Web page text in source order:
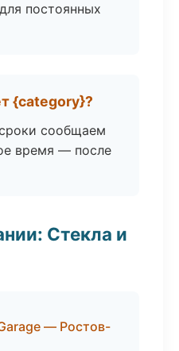
постоянных
{category}?
сообщаем
время — после
Стекла и
— Ростов-